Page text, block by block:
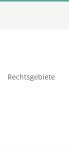
Rechtsgebiete